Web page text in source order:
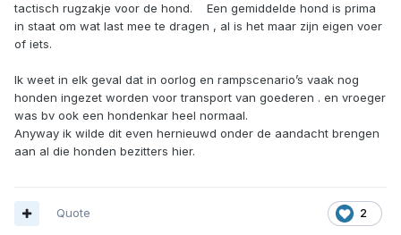
tactisch rugzakje voor de hond. Een gemiddelde hond is prima
in staat om wat last mee te dragen , al is het maar zijn eigen voer
of iets.
Ik weet in elk geval dat in oorlog en rampscenario’s vaak nog
honden ingezet worden voor transport van goederen . en vroeger
was bv ook een hondenkar heel normaal.
Anyway ik wilde dit even hernieuwd onder de aandacht brengen
aan al die honden bezitters hier.
2
Quote